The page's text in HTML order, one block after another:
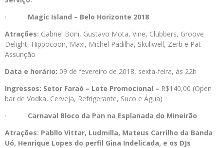
· Magic Island – Belo Horizonte 2018
Atrações: Gabriel Boni, Gustavo Mota, Vine, Clubbers, Groove
Delight, Hippocoon, Max!, Michel Padilha, Skullwell, Zerb e Pat
Assunção
Data e horário: 09 de fevereiro de 2018, sexta-feira, às 22h
Ingressos: Setor Faraó – Lote Promocional – R$140,00 (Open
bar de Vodka, Cerveja, Refrigerante, Suco e Água)
· Carnaval Bloco da Pan na Esplanada do Mineirão
Atrações: Pabllo Vittar, Ludmilla, Mateus Carrilho da Banda
Uó, Henrique Lopes do perfil Gina Indelicada, e os DJs